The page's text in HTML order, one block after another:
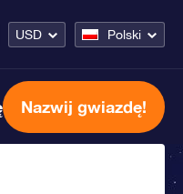
USD Polski
Nazwij gwiazdę!